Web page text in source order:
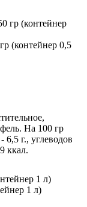
(контейнер 0,5
На 100 гр
г., углеводов
ккал.
1 л)